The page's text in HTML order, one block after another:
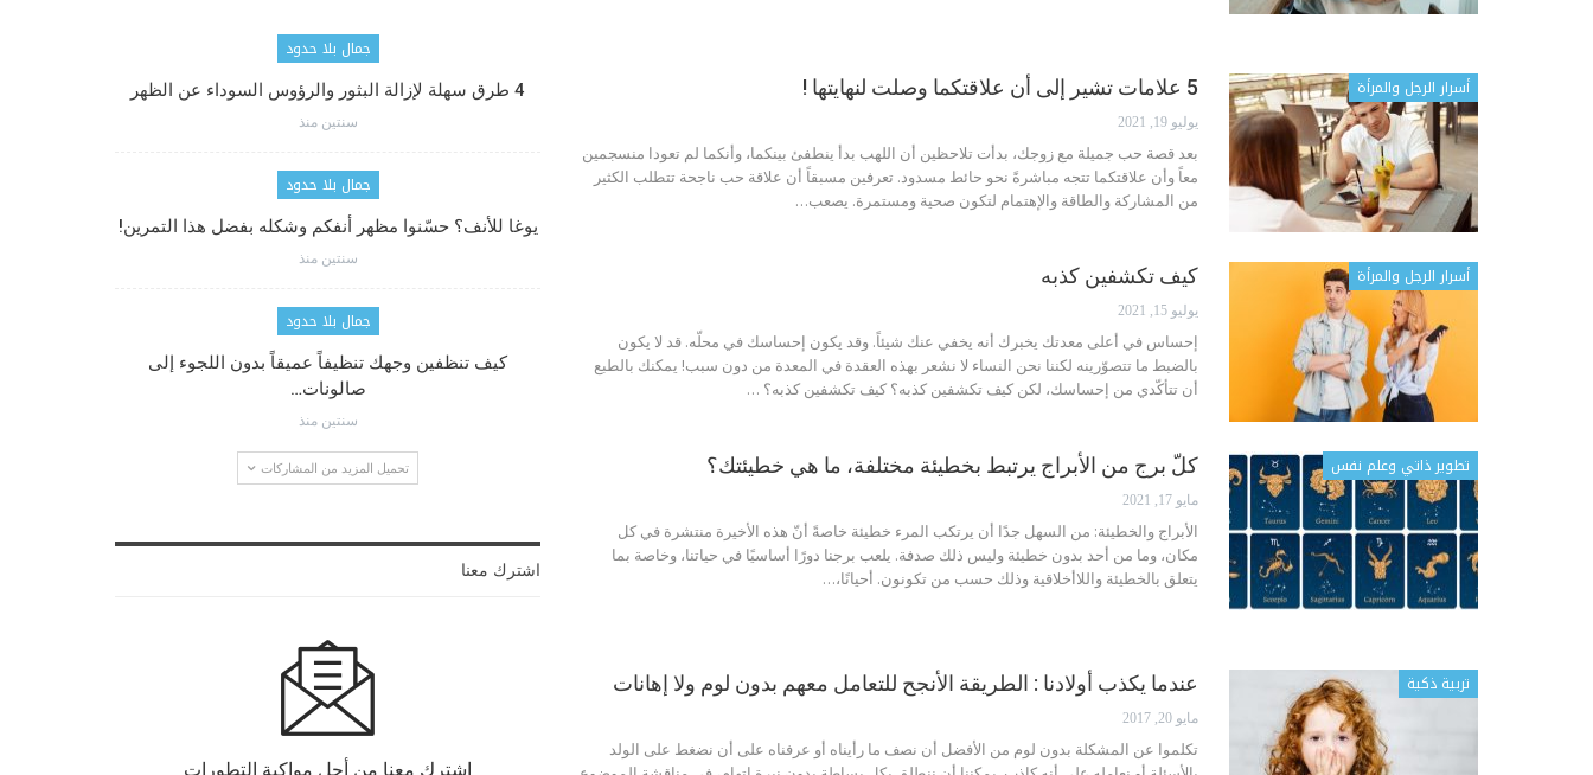
أسرار الرجل والمرأة 5 علامات تشير إلى أن علاقتكما وصلت لنهايتها !
يوليو 19, 2021
بعد قصة حب جميلة مع زوجك، بدأت تلاحظين أن اللهب بدأ ينطفئ بينكما، وأنكما لم تعودا منسجمين
معاً وأن علاقتكما تتجه مباشرةً نحو حائط مسدود. تعرفين مسبقاً أن علاقة حب ناجحة تتطلب الكثير
من المشاركة والطاقة والإهتمام لتكون صحية ومستمرة. يصعب…
أسرار الرجل والمرأة كيف تكشفين كذبه
يوليو 15, 2021
إحساس في أعلى معدتك يخبرك أنه يخفي عنك شيئاً. وقد يكون إحساسك في محلّه. قد لا يكون
بالضبط ما تتصوّرينه لكننا نحن النساء لا نشعر بهذه العقدة في المعدة من دون سبب! يمكنك بالطبع
أن تتأكّدي من إحساسك، لكن كيف تكشفين كذبه؟ كيف تكشفين كذبه؟ …
تطوير ذاتي وعلم نفس كلّ برج من الأبراج يرتبط بخطيئة مختلفة، ما هي خطيئتك؟
مايو 17, 2021
الأبراج والخطيئة: من السهل جدًا أن يرتكب المرء خطيئة خاصةً أنّ هذه الأخيرة منتشرة في كل
مكان، وما من أحد بدون خطيئة وليس ذلك صدفة. يلعب برجنا دورًا أساسيًا في حياتنا، وخاصة بما
يتعلق بالخطيئة واللاأخلاقية وذلك حسب من تكونون. أحيانًا،…
تربية ذكية عندما يكذب أولادنا : الطريقة الأنجح للتعامل معهم بدون لوم ولا إهانات
مايو 20, 2017
تكلموا عن المشكلة بدون لوم من الأفضل أن نصف ما رأيناه أو عرفناه على أن نضغط على الولد
جمال بلا حدود
4 طرق سهلة لإزالة البثور والرؤوس السوداء عن الظهر
سنتين منذ
جمال بلا حدود
يوغا للأنف؟ حسّنوا مظهر أنفكم وشكله بفضل هذا التمرين!
سنتين منذ
جمال بلا حدود
كيف تنظفين وجهك تنظيفاً عميقاً بدون اللجوء إلى
صالونات…
سنتين منذ
تحميل المزيد من المشاركات
اشترك معنا
اشترك معنا من أجل مواكبة التطورات